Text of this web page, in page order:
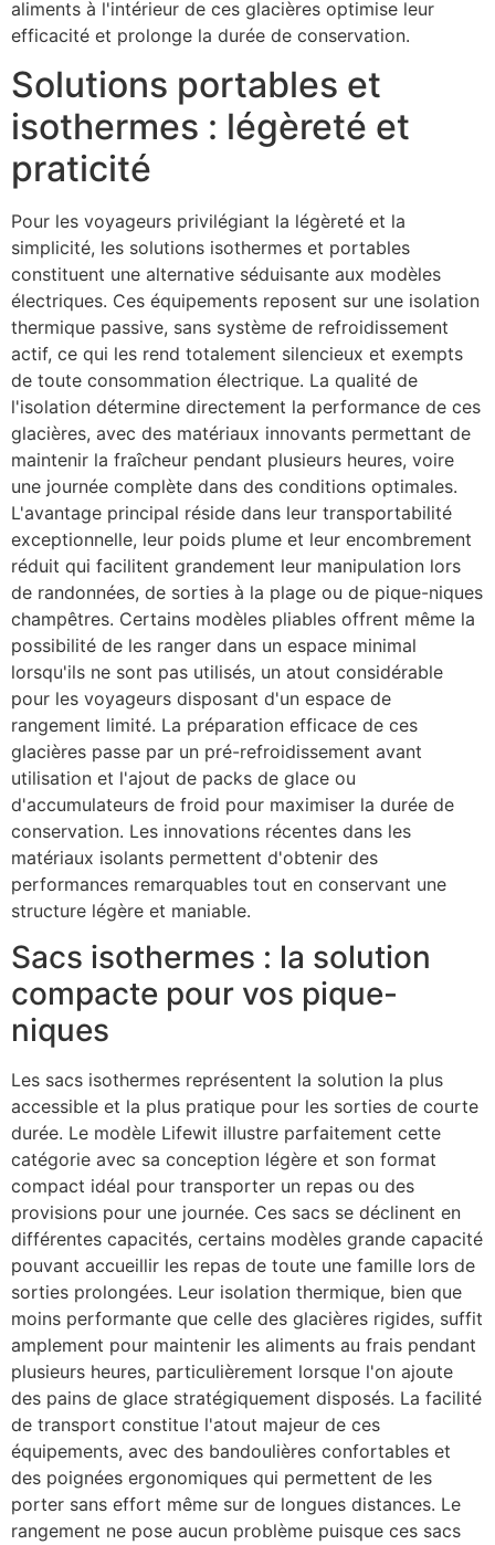
aliments à l'intérieur de ces glacières optimise leur
efficacité et prolonge la durée de conservation.
Solutions portables et
isothermes : légèreté et
praticité
Pour les voyageurs privilégiant la légèreté et la
simplicité, les solutions isothermes et portables
constituent une alternative séduisante aux modèles
électriques. Ces équipements reposent sur une isolation
thermique passive, sans système de refroidissement
actif, ce qui les rend totalement silencieux et exempts
de toute consommation électrique. La qualité de
l'isolation détermine directement la performance de ces
glacières, avec des matériaux innovants permettant de
maintenir la fraîcheur pendant plusieurs heures, voire
une journée complète dans des conditions optimales.
L'avantage principal réside dans leur transportabilité
exceptionnelle, leur poids plume et leur encombrement
réduit qui facilitent grandement leur manipulation lors
de randonnées, de sorties à la plage ou de pique-niques
champêtres. Certains modèles pliables offrent même la
possibilité de les ranger dans un espace minimal
lorsqu'ils ne sont pas utilisés, un atout considérable
pour les voyageurs disposant d'un espace de
rangement limité. La préparation efficace de ces
glacières passe par un pré-refroidissement avant
utilisation et l'ajout de packs de glace ou
d'accumulateurs de froid pour maximiser la durée de
conservation. Les innovations récentes dans les
matériaux isolants permettent d'obtenir des
performances remarquables tout en conservant une
structure légère et maniable.
Sacs isothermes : la solution
compacte pour vos pique-
niques
Les sacs isothermes représentent la solution la plus
accessible et la plus pratique pour les sorties de courte
durée. Le modèle Lifewit illustre parfaitement cette
catégorie avec sa conception légère et son format
compact idéal pour transporter un repas ou des
provisions pour une journée. Ces sacs se déclinent en
différentes capacités, certains modèles grande capacité
pouvant accueillir les repas de toute une famille lors de
sorties prolongées. Leur isolation thermique, bien que
moins performante que celle des glacières rigides, suffit
amplement pour maintenir les aliments au frais pendant
plusieurs heures, particulièrement lorsque l'on ajoute
des pains de glace stratégiquement disposés. La facilité
de transport constitue l'atout majeur de ces
équipements, avec des bandoulières confortables et
des poignées ergonomiques qui permettent de les
porter sans effort même sur de longues distances. Le
rangement ne pose aucun problème puisque ces sacs